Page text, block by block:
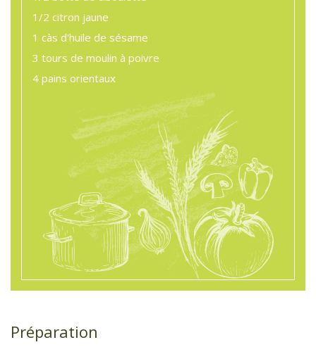
1/2 citron jaune
1 càs d'huile de sésame
3 tours de moulin à poivre
4 pains orientaux
Préparation